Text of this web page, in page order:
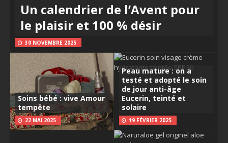
Un calendrier de l’Avent pour
le plaisir et 100 % désir
30 NOVEMBRE 2025
Soins bébé : vive Amour
tempête
22 MAI 2025
Peau mature : on a
testé et adopté le soin
de jour anti-âge
Eucerin, teinté et
solaire
19 FÉVRIER 2025